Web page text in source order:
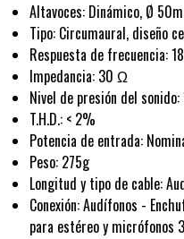
Altavoces: Dinámico, Ø
Tipo: Circumaural, diseño
Respuesta de frecuencia:
Impedancia: 30 Ω
Nivel de presión del
T.H.D.: < 2%
Potencia de entrada:
Peso: 275g
Longitud y tipo de cable:
Conexión: Audífonos -
para estéreo y micrófonos